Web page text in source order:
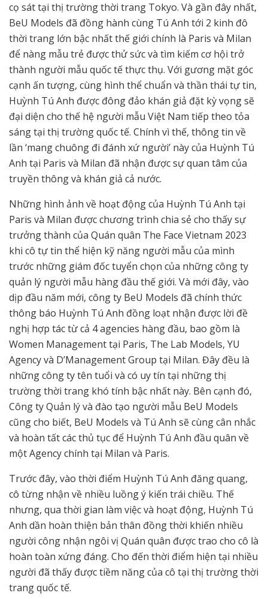
cọ sát tại thị trường thời trang Tokyo. Và gần đây nhất,
BeU Models đã đồng hành cùng Tú Anh tới 2 kinh đô
thời trang lớn bậc nhất thế giới chính là Paris và Milan
để nàng mẫu trẻ được thử sức và tìm kiếm cơ hội trở
thành người mẫu quốc tế thực thụ. Với gương mặt góc
cạnh ấn tượng, cùng hình thể chuẩn và thần thái tự tin,
Huỳnh Tú Anh được đông đảo khán giả đặt kỳ vọng sẽ
đại diện cho thế hệ người mẫu Việt Nam tiếp theo tỏa
sáng tại thị trường quốc tế. Chính vì thế, thông tin về
lần ‘mang chuông đi đánh xứ người’ này của Huỳnh Tú
Anh tại Paris và Milan đã nhận được sự quan tâm của
truyền thông và khán giả cả nước.
Những hình ảnh về hoạt động của Huỳnh Tú Anh tại
Paris và Milan được chương trình chia sẻ cho thấy sự
trưởng thành của Quán quân The Face Vietnam 2023
khi cô tự tin thể hiện kỹ năng người mẫu của mình
trước những giám đốc tuyển chọn của những công ty
quản lý người mẫu hàng đầu thế giới. Và mới đây, vào
dịp đầu năm mới, công ty BeU Models đã chính thức
thông báo Huỳnh Tú Anh đồng loạt nhận được lời đề
nghị hợp tác từ cả 4 agencies hàng đầu, bao gồm là
Women Management tại Paris, The Lab Models, YU
Agency và D’Management Group tại Milan. Đây đều là
những công ty tên tuổi và có uy tín tại những thị
trường thời trang khó tính bậc nhất này. Bên cạnh đó,
Công ty Quản lý và đào tạo người mẫu BeU Models
cũng cho biết, BeU Models và Tú Anh sẽ cùng cân nhắc
và hoàn tất các thủ tục để Huỳnh Tú Anh đầu quân về
một Agency chính tại Milan và Paris.
Trước đây, vào thời điểm Huỳnh Tú Anh đăng quang,
cô từng nhận về nhiều luồng ý kiến trái chiều. Thế
nhưng, qua thời gian làm việc và hoạt động, Huỳnh Tú
Anh dần hoàn thiện bản thân đồng thời khiến nhiều
người công nhận ngôi vị Quán quân được trao cho cô là
hoàn toàn xứng đáng. Cho đến thời điểm hiện tại nhiều
người đã thấy được tiềm năng của cô tại thị trường thời
trang quốc tế.